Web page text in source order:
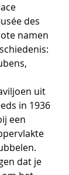
des
namen
uit
in 1936
een
dat je